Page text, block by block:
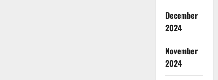
December
2024
November
2024